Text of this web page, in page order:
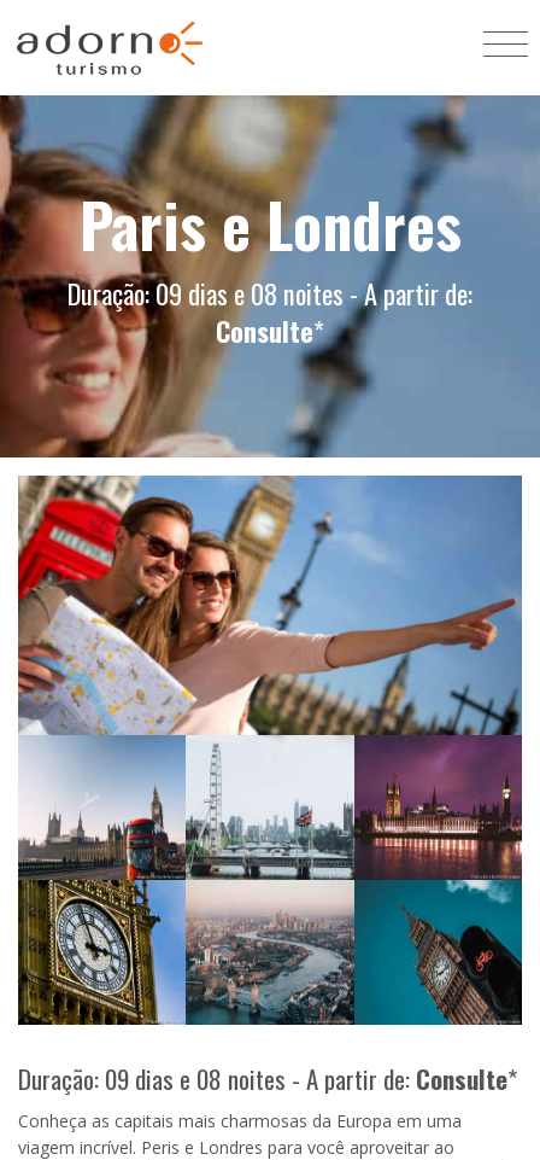
Paris e Londres
Duração: 09 dias e 08 noites - A partir de:
Consulte*
Duração: 09 dias e 08 noites - A partir de:Consulte*
Conheça as capitais mais charmosas da Europa em uma
viagem incrível. Peris e Londres para você aproveitar ao